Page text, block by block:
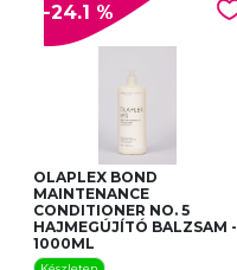
-24.1 %
OLAPLEX BOND
MAINTENANCE
CONDITIONER NO. 5
HAJMEGÚJÍTÓ BALZSAM -
1000ML